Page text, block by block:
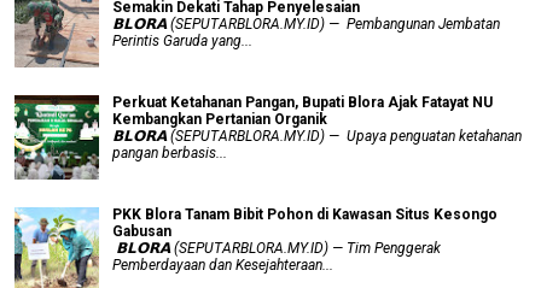
Semakin Dekati Tahap Penyelesaian
𝗕𝗟𝗢𝗥𝗔 (SEPUTARBLORA.MY.ID) — Pembangunan Jembatan
Perintis Garuda yang...
​Perkuat Ketahanan Pangan, Bupati Blora Ajak Fatayat NU
Kembangkan Pertanian Organik
𝗕𝗟𝗢𝗥𝗔 (SEPUTARBLORA.MY.ID) — Upaya penguatan ketahanan
pangan berbasis...
PKK Blora Tanam Bibit Pohon di Kawasan Situs Kesongo
Gabusan
‎ 𝗕𝗟𝗢𝗥𝗔 (SEPUTARBLORA.MY.ID) — Tim Penggerak
Pemberdayaan dan Kesejahteraan...